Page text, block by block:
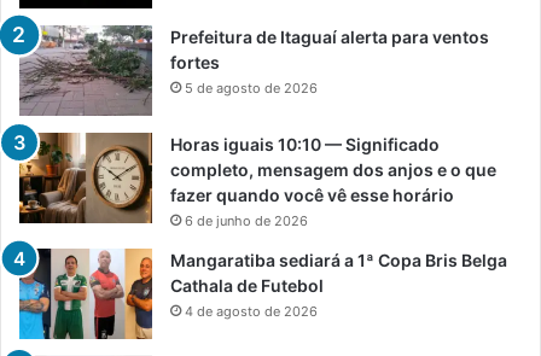
Prefeitura de Itaguaí alerta para ventos
fortes
5 de agosto de 2026
Horas iguais 10:10 — Significado
completo, mensagem dos anjos e o que
fazer quando você vê esse horário
6 de junho de 2026
Mangaratiba sediará a 1ª Copa Bris Belga
Cathala de Futebol
4 de agosto de 2026